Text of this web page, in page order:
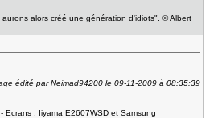
alors créé une génération d'idiots". © Albert
édité par Neimad94200 le 09-11-2009 à 08:35:39
Ecrans : Iiyama E2607WSD et Samsung